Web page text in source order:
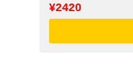
¥2420